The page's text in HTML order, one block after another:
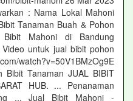
: Nama Lokal Mahoni
Tanaman Buah & Pohon
Mahoni di Bandung
untuk jual bibit pohon
watch?v=50V1BMzOg9E
Tanaman JUAL BIBIT
HUB. ... Penanaman
... Jual Bibit Mahoni -